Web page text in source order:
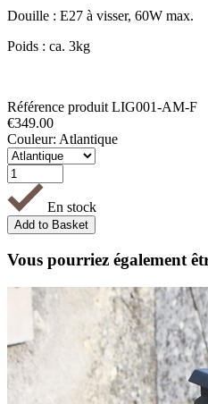
Douille : E27 à visser, 60W max.
Poids : ca. 3kg
Référence produit LIG001-AM-F
€349.00
Couleur: Atlantique
En stock
Vous pourriez également